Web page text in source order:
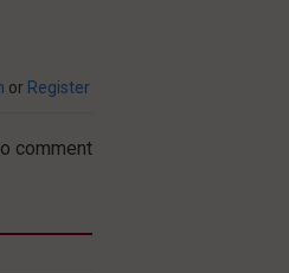
or Register
comment